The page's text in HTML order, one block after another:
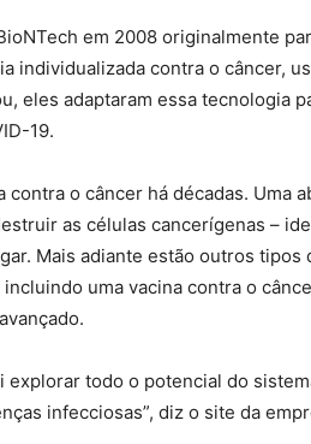
em 2008 originalmente
individualizada contra o câncer,
eles adaptaram essa tecnologia
19.
o câncer há décadas. Uma
as células cancerígenas –
Mais adiante estão outros tipos
uma vacina contra o
explorar todo o potencial do
infecciosas”, diz o site da